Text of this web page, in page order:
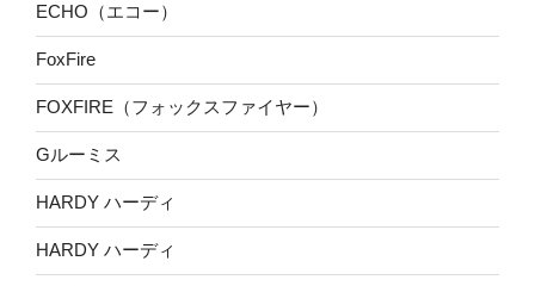
ECHO（エコー）
FoxFire
FOXFIRE（フォックスファイヤー）
Gルーミス
HARDY ハーディ
HARDY ハーディ